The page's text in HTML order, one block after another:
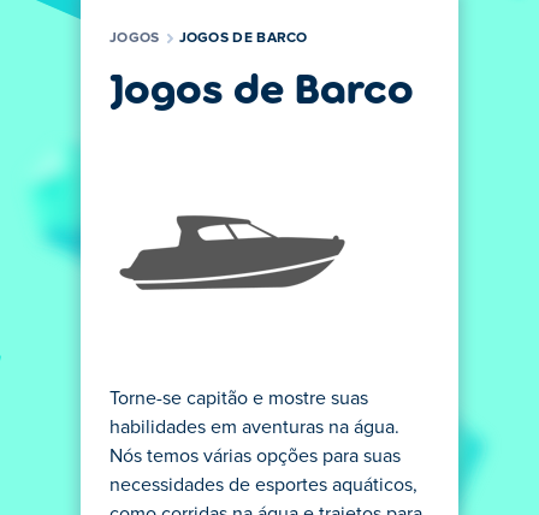
JOGOS JOGOS DE BARCO
Jogos de Barco
Torne-se capitão e mostre suas
habilidades em aventuras na água.
Nós temos várias opções para suas
necessidades de esportes aquáticos,